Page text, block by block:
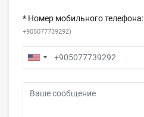
* Номер мобильного телефона:
+905077739292)